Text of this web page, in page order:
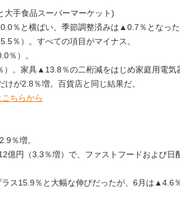
手食品スーパーマーケット)
％と横ばい、季節調整済みは▲0.7％となっ
％）。すべての項目がマイナス。
％）。
）。家具▲13.8％の二桁減をはじめ家庭用電気
が2.8％増。百貨店と同じ結果だ。
ちらから
％増。
億円（3.3％増）で、ファストフードおよび日
ラス15.9％と大幅な伸びだったが、6月は▲4.6